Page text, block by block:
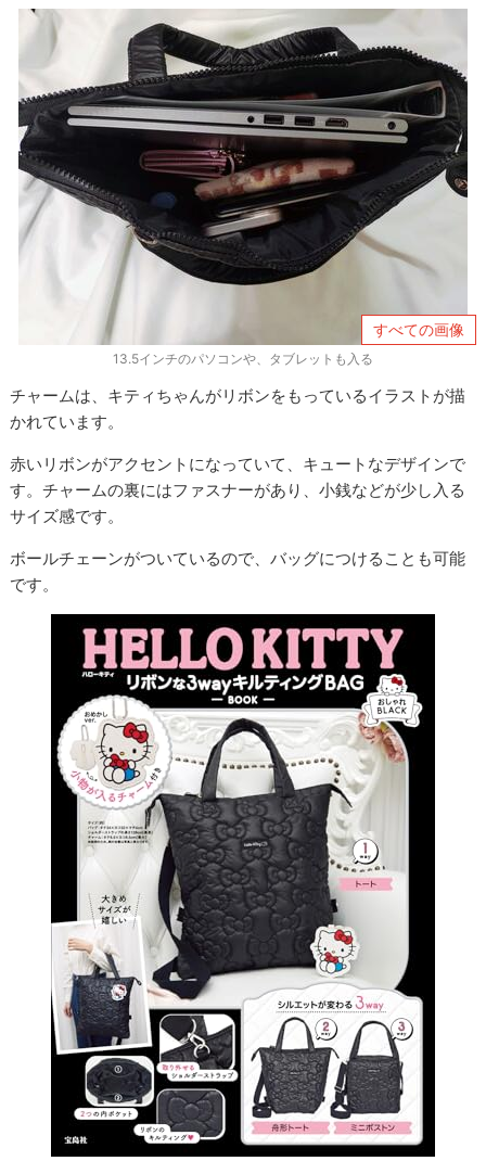
すべての画像
13.5インチのパソコンや、タブレットも入る
チャームは、キティちゃんがリボンをもっているイラストが描
かれています。
赤いリボンがアクセントになっていて、キュートなデザインで
す。チャームの裏にはファスナーがあり、小銭などが少し入る
サイズ感です。
ボールチェーンがついているので、バッグにつけることも可能
です。